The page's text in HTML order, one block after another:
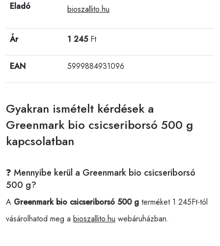
Eladó bioszallito.hu
Ár 1 245Ft
EAN 5999884931096
Gyakran ismételt kérdések a
Greenmark bio csicseriborsó 500 g
kapcsolatban
❓ Mennyibe kerül a Greenmark bio csicseriborsó
500 g?
A Greenmark bio csicseriborsó 500 g terméket 1 245Ft-tól
vásárolhatod meg a bioszallito.hu webáruházban.